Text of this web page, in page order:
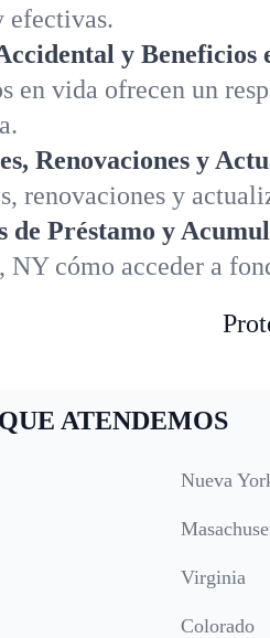
efectivas.
y Beneficios
en vida ofrecen un
Renovaciones y
renovaciones y
de Préstamo y
NY cómo acceder a
ATENDEMOS
Nueva
Virginia
Colorado